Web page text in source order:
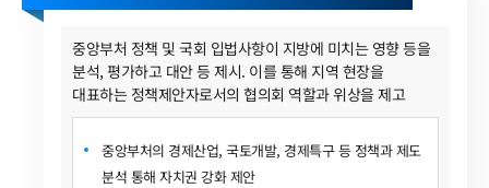
중앙부처 정책 및 국회 입법사항이 지방에 미치는 영향 등을
분석, 평가하고 대안 등 제시. 이를 통해 지역 현장을
대표하는 정책제안자로서의 협의회 역할과 위상을 제고
중앙부처의 경제산업, 국토개발, 경제특구 등 정책과 제도
분석 통해 자치권 강화 제안